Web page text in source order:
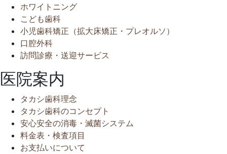
ホワイトニング
こども歯科
小児歯科矯正（拡大床矯正・プレオルソ）
口腔外科
訪問診療・送迎サービス
医院案内
タカシ歯科理念
タカシ歯科のコンセプト
安心安全の消毒・滅菌システム
料金表・検査項目
お支払いについて